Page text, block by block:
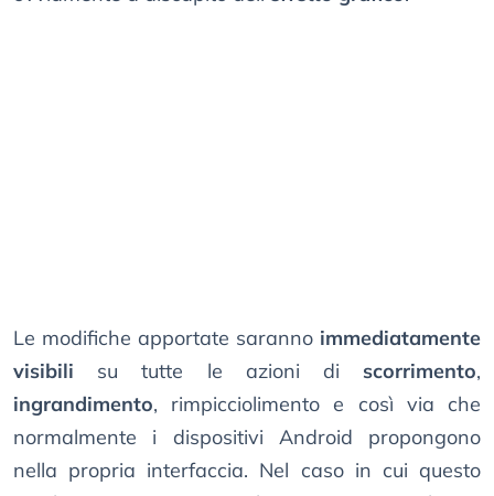
Le modifiche apportate saranno immediatamente
visibili su tutte le azioni di scorrimento,
ingrandimento, rimpicciolimento e così via che
normalmente i dispositivi Android propongono
nella propria interfaccia. Nel caso in cui questo